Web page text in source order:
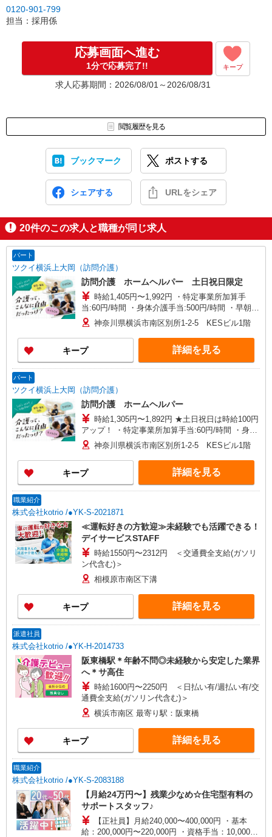
0120-901-799
担当：採用係
応募画面へ進む
1分で応募完了!! キープ
求人応募期間：2026/08/01～2026/08/31
閲覧履歴を見る
ブックマーク ポストする
シェアする URLをシェア
20件のこの求人と職種が同じ求人
パート
ツクイ横浜上大岡（訪問介護）
訪問介護 ホームヘルパー 土日祝日限定
時給1,405円〜1,992円 ・特定事業所加算手
当:60円/時間 ・身体介護手当:500円/時間 ・早朝夜
間深夜手当:300円/時間 （18:00〜翌07:59の時間
帯） ・ICT手当:2,000円/月 ・深夜割増は別途支給
・ケア→ケアの移動時間も賃金（時給）を支給 ・
土日祝日手当:100円/時間含む ※給与幅は資格・経
験等による
神奈川県横浜市南区別所1-2-5 KESビル1階
キープ 詳細を見る
パート
ツクイ横浜上大岡（訪問介護）
訪問介護 ホームヘルパー
時給1,305円〜1,892円 ★土日祝日は時給100円
アップ！ ・特定事業所加算手当:60円/時間 ・身体
介護手当:500円/時間 ・早朝夜間深夜手当:300円/
時間 （18:00〜翌07:59の時間帯） ・ICT手
当:2,000円/月 ・深夜割増は別途支給 ・ケア→ケ
アの移動時間も賃金（時給）を支給 ※給与幅は資
格・経験等による
神奈川県横浜市南区別所1-2-5 KESビル1階
キープ 詳細を見る
職業紹介
株式会社kotrio /●YK-S-2021871
≪運転好きの方歓迎≫未経験でも活躍できる！
デイサービスSTAFF
時給1550円〜2312円 ＜交通費全支給(ガソリ
ン代含む)＞
相模原市南区下溝
キープ 詳細を見る
派遣社員
株式会社kotrio /●YK-H-2014733
阪東橋駅＊年齢不問◎未経験から安定した業界
へ＊サ高住
時給1600円〜2250円 ＜日払い有/週払い有/交
通費全支給(ガソリン代含む)＞
横浜市南区 最寄り駅：阪東橋
キープ 詳細を見る
職業紹介
株式会社kotrio /●YK-S-2083188
【月給24万円〜】残業少なめ☆住宅型有料の
サポートスタッフ♪
【正社員】月給240,000〜400,000円 ・基本
給：200,000円〜220,000円 ・資格手当：10,000〜